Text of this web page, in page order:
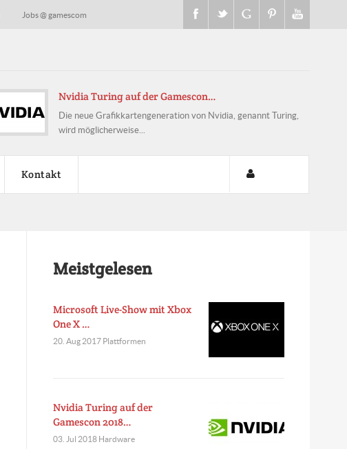
Jobs @ gamescom
Microsoft Live-Show mit Xbox O…
Microsoft wird im Vorfeld der gamescom 2017 mehrere Live-
Streams nutzen, um sein...
Kontakt
Meistgelesen
Microsoft Live-Show mit Xbox
One X …
20. Aug 2017 Plattformen
Nvidia Turing auf der
Gamescon 2018…
03. Jul 2018 Hardware